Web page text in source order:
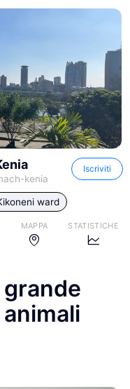
kenia
Iscriviti
ward
MAPPA STATISTICHE
grande